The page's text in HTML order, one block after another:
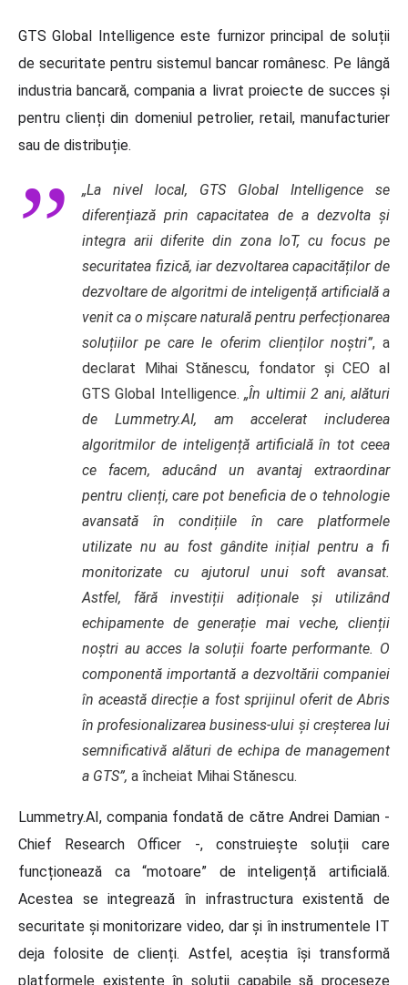
GTS Global Intelligence este furnizor principal de soluții
de securitate pentru sistemul bancar românesc. Pe lângă
industria bancară, compania a livrat proiecte de succes și
pentru clienți din domeniul petrolier, retail, manufacturier
sau de distribuție.
„La nivel local, GTS Global Intelligence se
diferențiază prin capacitatea de a dezvolta și
integra arii diferite din zona IoT, cu focus pe
securitatea fizică, iar dezvoltarea capacităților de
dezvoltare de algoritmi de inteligență artificială a
venit ca o mișcare naturală pentru perfecționarea
soluțiilor pe care le oferim clienților noștri”, a
declarat Mihai Stănescu, fondator și CEO al
GTS Global Intelligence. „În ultimii 2 ani, alături
de Lummetry.AI, am accelerat includerea
algoritmilor de inteligență artificială în tot ceea
ce facem, aducând un avantaj extraordinar
pentru clienți, care pot beneficia de o tehnologie
avansată în condițiile în care platformele
utilizate nu au fost gândite inițial pentru a fi
monitorizate cu ajutorul unui soft avansat.
Astfel, fără investiții adiționale și utilizând
echipamente de generație mai veche, clienții
noștri au acces la soluții foarte performante. O
componentă importantă a dezvoltării companiei
în această direcție a fost sprijinul oferit de Abris
în profesionalizarea business-ului și creșterea lui
semnificativă alături de echipa de management
a GTS”, a încheiat Mihai Stănescu.
Lummetry.AI, compania fondată de către Andrei Damian -
Chief Research Officer -, construiește soluții care
funcționează ca “motoare” de inteligență artificială.
Acestea se integrează în infrastructura existentă de
securitate și monitorizare video, dar și în instrumentele IT
deja folosite de clienți. Astfel, aceștia își transformă
platformele existente în soluții capabile să proceseze